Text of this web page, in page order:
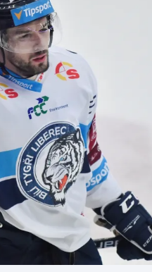
Moderní pětiboj
Motorsport
Olympijské hry
Parasport
Plavání
Plážový volejbal